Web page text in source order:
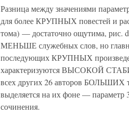
Разница между значениями
для более КРУПНЫХ повестей и
тома) — достаточно ощутима, рис.
МЕНЬШЕ служебных слов, но
последующих КРУПНЫХ
характеризуются ВЫСОКОЙ
всех других 26 авторов БОЛЬШИХ
выделяется на их фоне —
сочинения.